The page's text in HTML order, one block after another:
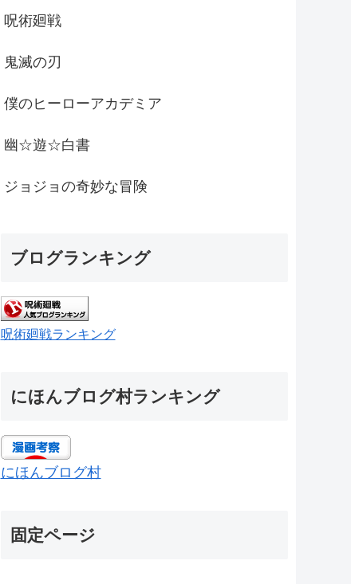
呪術廻戦
鬼滅の刃
僕のヒーローアカデミア
幽☆遊☆白書
ジョジョの奇妙な冒険
ブログランキング
呪術廻戦ランキング
にほんブログ村ランキング
にほんブログ村
固定ページ